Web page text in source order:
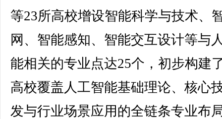
等23所高校增设智能科学与技术、
网、智能感知、智能交互设计等与
能相关的专业点达25个，初步构建
高校覆盖人工智能基础理论、核心
发与行业场景应用的全链条专业布